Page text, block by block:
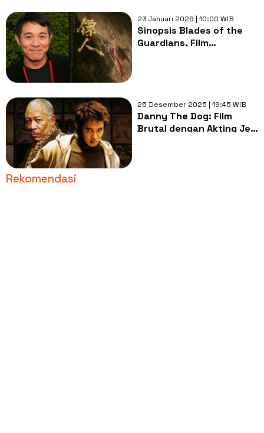
23 Januari 2026 | 10:00 WIB
Sinopsis Blades of the
Guardians, Film
25 Desember 2025 | 19:45 WIB
Danny The Dog: Film
Brutal dengan Akting Jet
Rekomendasi